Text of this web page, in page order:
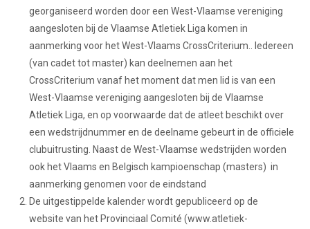
georganiseerd worden door een West-Vlaamse vereniging
aangesloten bij de Vlaamse Atletiek Liga komen in
aanmerking voor het West-Vlaams CrossCriterium.. Iedereen
(van cadet tot master) kan deelnemen aan het
CrossCriterium vanaf het moment dat men lid is van een
West-Vlaamse vereniging aangesloten bij de Vlaamse
Atletiek Liga, en op voorwaarde dat de atleet beschikt over
een wedstrijdnummer en de deelname gebeurt in de officiele
clubuitrusting. Naast de West-Vlaamse wedstrijden worden
ook het Vlaams en Belgisch kampioenschap (masters) in
aanmerking genomen voor de eindstand
De uitgestippelde kalender wordt gepubliceerd op de
website van het Provinciaal Comité (www.atletiek-